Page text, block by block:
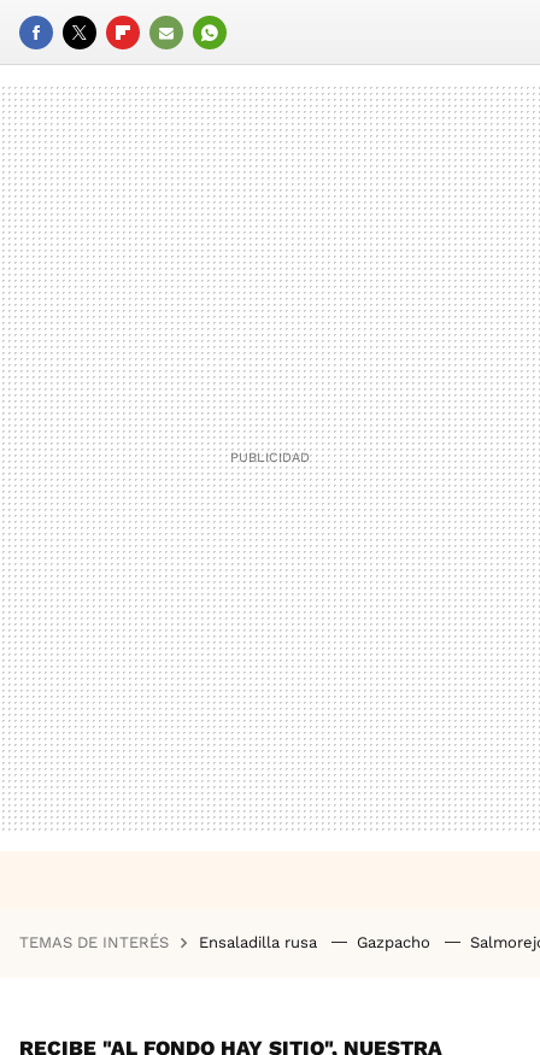
FACEBOOK
TWITTERFLIPBOARD
E-
MAIL
WHATSAPP
TEMAS DE INTERÉS Ensaladilla rusa Gazpacho
RECIBE "AL FONDO HAY SITIO", NUESTRA